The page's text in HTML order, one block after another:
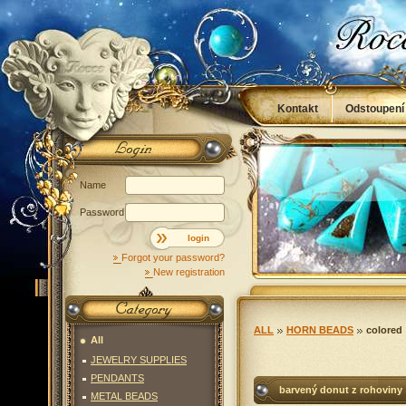
ALL HORN BEADS colored
barvený donut z rohoviny
All
JEWELRY SUPPLIES
PENDANTS
METAL BEADS
Kontakt
Obchodní podmínky
Name
Password
login
Forgot your password?
New registration